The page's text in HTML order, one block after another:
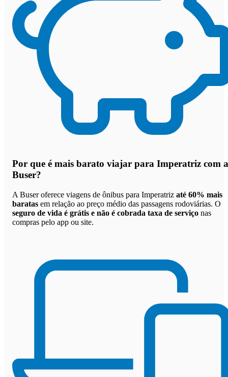
Por que é mais barato viajar para Imperatriz com a
Buser?
A Buser oferece viagens de ônibus para Imperatriz até 60% mais
baratas em relação ao preço médio das passagens rodoviárias. O
seguro de vida é grátis e não é cobrada taxa de serviço nas
compras pelo app ou site.